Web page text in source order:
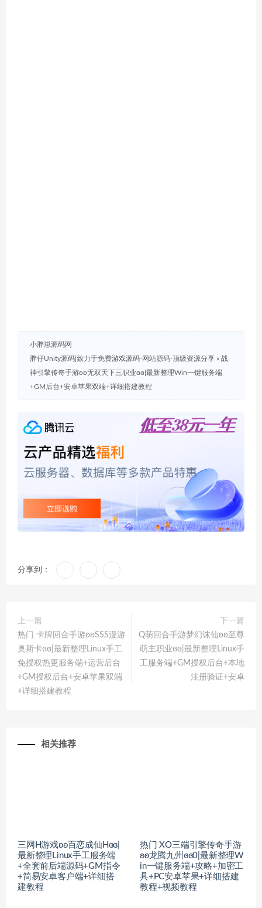
小胖崽源码网
胖仔Unity源码|致力于免费游戏源码-网站源码-顶级资源分享 » 战
神引擎传奇手游ʚʚ无双天下三职业ɞɞ|最新整理Win一键服务端
+GM后台+安卓苹果双端+详细搭建教程
分享到：
上一篇
热门 卡牌回合手游ʚʚSSS漫游
奥斯卡ɞɞ|最新整理Linux手工
免授权热更服务端+运营后台
+GM授权后台+安卓苹果双端
+详细搭建教程
下一篇
Q萌回合手游梦幻诛仙ʚʚ至尊
萌主职业ɞɞ|最新整理Linux手
工服务端+GM授权后台+本地
注册验证+安卓
相关推荐
三网H游戏ʚʚ百恋成仙Hɞɞ|
最新整理Linux手工服务端
+全套前后端源码+GM指令
+简易安卓客户端+详细搭
建教程
热门 XO三端引擎传奇手游
ʚʚ龙腾九州ɞɞ0|最新整理W
in一键服务端+攻略+加密工
具+PC安卓苹果+详细搭建
教程+视频教程